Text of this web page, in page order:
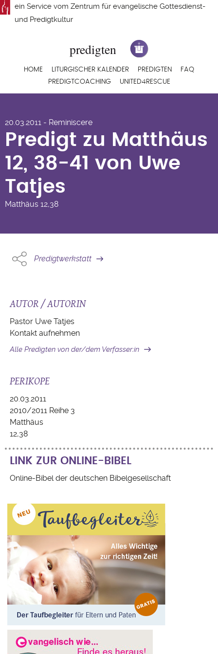
Direkt
zum
ein Service vom Zentrum für evangelische Gottesdienst-
und Predigtkultur
Hauptnavigation
HOME LITURGISCHER KALENDER PREDIGTEN
FAQ
PREDIGTCOACHING
UNITED4RESCUE
12, 38-41 von Uwe
Tatjes
20.03.2011 - Reminiscere
Predigt zu Matthäus
12, 38-41 von Uwe
Tatjes
Matthäus 12,38
Predigtwerkstatt
AUTOR / AUTORIN
Pastor Uwe Tatjes
Kontakt aufnehmen
Alle Predigten von der/dem Verfasser:in
PERIKOPE
20.03.2011
2010/2011 Reihe 3
Matthäus
12,38
LINK ZUR ONLINE-BIBEL
Online-Bibel der deutschen Bibelgesellschaft